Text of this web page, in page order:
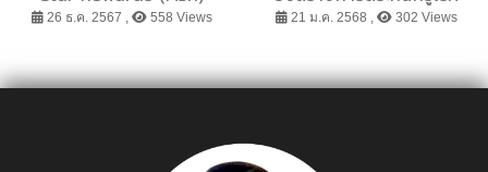
Local Signature Event
สมาชิกในประเทศไทย
26 ธ.ค. 2567 , 558 Views
CHD ที่งาน ”วิ่ง...ด้วยหัวใจ”
21 ม.ค. 2568 , 302 Views